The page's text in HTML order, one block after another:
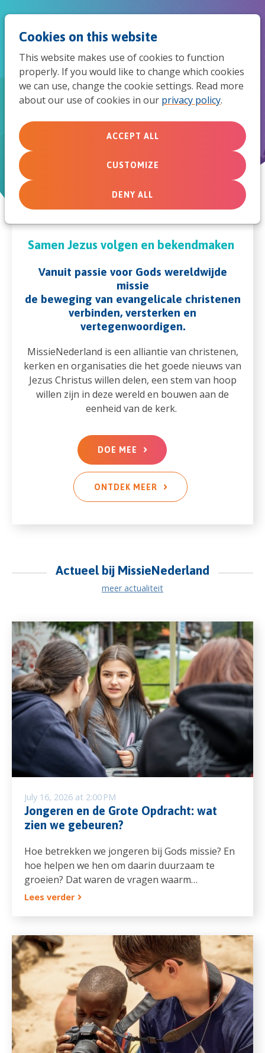
Cookies on this website
This website makes use of cookies to function
properly. If you would like to change which cookies
we can use, change the cookie settings. Read more
about our use of cookies in our privacy policy.
ACCEPT ALL
CUSTOMIZE
DENY ALL
Evangelische Alliantie
Samen Jezus volgen en bekendmaken
Vanuit passie voor Gods wereldwijde
missie
de beweging van evangelicale christenen
verbinden, versterken en
vertegenwoordigen.
MissieNederland is een alliantie van christenen,
kerken en organisaties die het goede nieuws van
Jezus Christus willen delen, een stem van hoop
willen zijn in deze wereld en bouwen aan de
eenheid van de kerk.
DOE MEE
ONTDEK MEER
Actueel bij MissieNederland
meer actualiteit
July 16, 2026 at 2:00 PM
Jongeren en de Grote Opdracht: wat
zien we gebeuren?
Hoe betrekken we jongeren bij Gods missie? En
hoe helpen we hen om daarin duurzaam te
groeien? Dat waren de vragen waarm…
Lees verder